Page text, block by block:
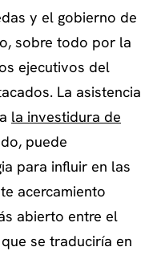
y el gobierno de
sobre todo por la
ejecutivos del
La asistencia
la investidura de
puede
para influir en las
acercamiento
abierto entre el
se traduciría en